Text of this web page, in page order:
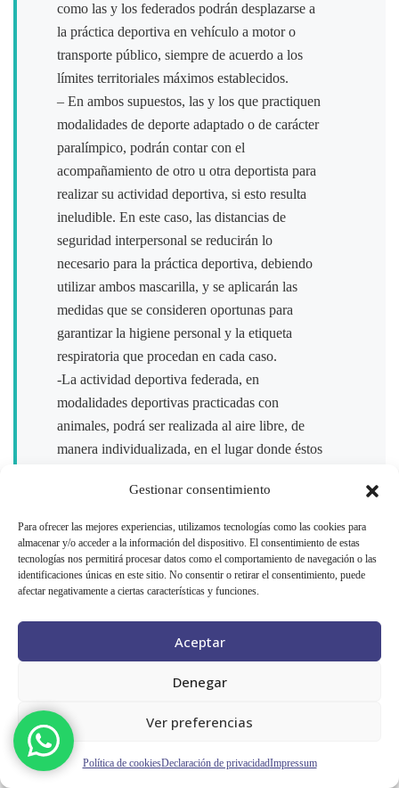
Gestionar consentimiento
Para ofrecer las mejores experiencias, utilizamos tecnologías como las cookies para
almacenar y/o acceder a la información del dispositivo. El consentimiento de estas
tecnologías nos permitirá procesar datos como el comportamiento de navegación o las
identificaciones únicas en este sitio. No consentir o retirar el consentimiento, puede
afectar negativamente a ciertas características y funciones.
Aceptar
Denegar
Ver preferencias
Política de cookiesDeclaración de privacidadImpressum
como las y los federados podrán desplazarse a
la práctica deportiva en vehículo a motor o
transporte público, siempre de acuerdo a los
límites territoriales máximos establecidos.
– En ambos supuestos, las y los que practiquen
modalidades de deporte adaptado o de carácter
paralímpico, podrán contar con el
acompañamiento de otro u otra deportista para
realizar su actividad deportiva, si esto resulta
ineludible. En este caso, las distancias de
seguridad interpersonal se reducirán lo
necesario para la práctica deportiva, debiendo
utilizar ambos mascarilla, y se aplicarán las
medidas que se consideren oportunas para
garantizar la higiene personal y la etiqueta
respiratoria que procedan en cada caso.
-La actividad deportiva federada, en
modalidades deportivas practicadas con
animales, podrá ser realizada al aire libre, de
manera individualizada, en el lugar donde éstos
mismo período de tiempo.
70 años federados podrán practicar deporte de
manera individual y al aire libre (no
instalaciones), en las franjas horarias
4. ¿Y los desplazamientos de menores de 14
años?